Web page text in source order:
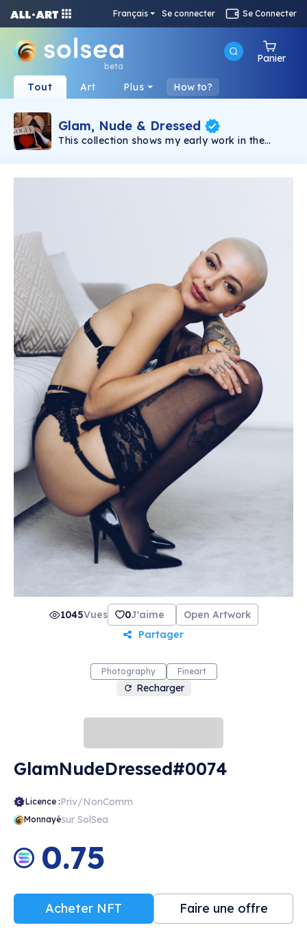
Français Se connecter Se Connecter
beta
Panier
Tout Art Plus How to?
Glam, Nude & Dressed
This collection shows my early work in the
1045Vues 0J'aime
Open Artwork
Partager
Photography Fineart
Recharger
GlamNudeDressed#0074
Licence :Priv/NonComm
Monnayésur SolSea
0.75
Acheter NFT Faire une offre